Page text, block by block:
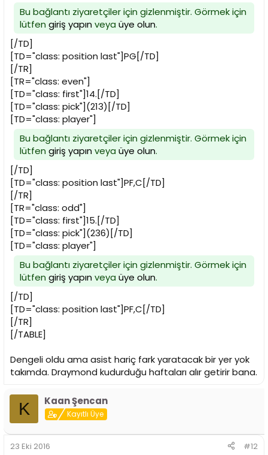
Bu bağlantı ziyaretçiler için gizlenmiştir. Görmek için
lütfen giriş yapınveya üye olun.
[/TD]
[TD="class: position last"]PG[/TD]
[/TR]
[TR="class: even"]
[TD="class: first"]14.[/TD]
[TD="class: pick"](213)[/TD]
[TD="class: player"]
Bu bağlantı ziyaretçiler için gizlenmiştir. Görmek için
lütfen giriş yapınveya üye olun.
[/TD]
[TD="class: position last"]PF,C[/TD]
[/TR]
[TR="class: odd"]
[TD="class: first"]15.[/TD]
[TD="class: pick"](236)[/TD]
[TD="class: player"]
Bu bağlantı ziyaretçiler için gizlenmiştir. Görmek için
lütfen giriş yapınveya üye olun.
[/TD]
[TD="class: position last"]PF,C[/TD]
[/TR]
[/TABLE]
Dengeli oldu ama asist hariç fark yaratacak bir yer yok
takımda. Draymond kudurduğu haftaları alır getirir bana.
K Kaan Şencan
Kayıtlı Üye
23 Eki 2016 #12